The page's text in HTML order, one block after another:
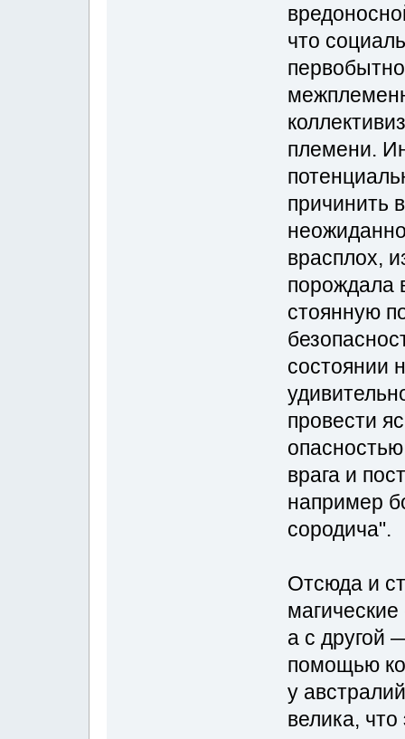
что
племени.
причинить
врасплох,
порождала
стоянную
состоянии
провести
врага и
например
сородича".
Отсюда и
а с другой
помощью
у
велика,